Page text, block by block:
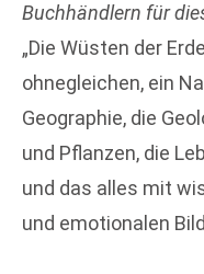
Buchhändlern für
„Die Wüsten der
ohnegleichen, ein
Geographie, die
und Pflanzen, die
und das alles mit
und emotionalen